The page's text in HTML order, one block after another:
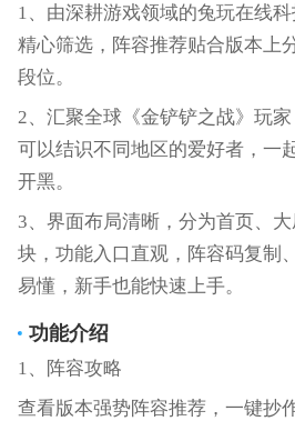
1、由深耕游戏领域的兔玩在线
精心筛选，阵容推荐贴合版本上
段位。
2、汇聚全球《金铲铲之战》玩
可以结识不同地区的爱好者，一
开黑。
3、界面布局清晰，分为首页、
块，功能入口直观，阵容码复制
易懂，新手也能快速上手。
功能介绍
1、阵容攻略
查看版本强势阵容推荐，一键抄